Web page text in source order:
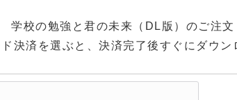
学校の勉強と君の未来（DL版）のご注文
ド決済を選ぶと、決済完了後すぐにダウン